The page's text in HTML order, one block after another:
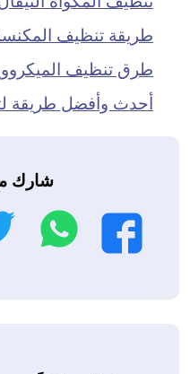
طريقة تنظيف المكنسة
طرق تنظيف
أحدث وأفضل طريقة
شارك
فيسبوك